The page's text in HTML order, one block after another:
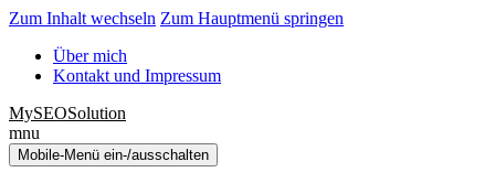
Zum Inhalt wechseln Zum Hauptmenü springen
Über mich
Kontakt und Impressum
MySEOSolution
mnu
Mobile-Menü ein-/ausschalten